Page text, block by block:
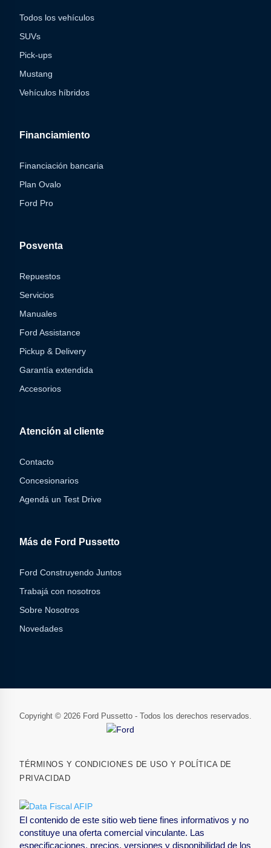
Todos los vehículos
SUVs
Pick-ups
Mustang
Vehículos híbridos
Financiamiento
Financiación bancaria
Plan Ovalo
Ford Pro
Posventa
Repuestos
Servicios
Manuales
Ford Assistance
Pickup & Delivery
Garantía extendida
Accesorios
Atención al cliente
Contacto
Concesionarios
Agendá un Test Drive
Más de Ford Pussetto
Ford Construyendo Juntos
Trabajá con nosotros
Sobre Nosotros
Novedades
Copyright © 2026 Ford Pussetto - Todos los derechos reservados.
TÉRMINOS Y CONDICIONES DE USO Y POLÍTICA DE
PRIVACIDAD
El contenido de este sitio web tiene fines informativos y no
constituye una oferta comercial vinculante. Las
especificaciones, precios, versiones y disponibilidad de los